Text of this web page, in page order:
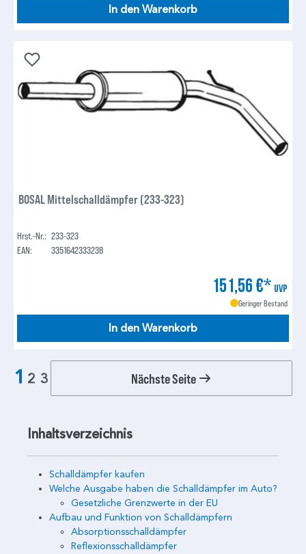
In den Warenkorb
BOSAL Mittelschalldämpfer (233-323)
Hrst.-Nr.: 233-323
EAN:
3351642333238
151,56 €* UVP
Geringer Bestand
In den Warenkorb
1 2 3 Nächste Seite
Inhaltsverzeichnis
Schalldämpfer kaufen
Welche Ausgabe haben die Schalldämpfer im Auto?
Gesetzliche Grenzwerte in der EU
Aufbau und Funktion von Schalldämpfern
Absorptionsschalldämpfer
Reflexionsschalldämpfer